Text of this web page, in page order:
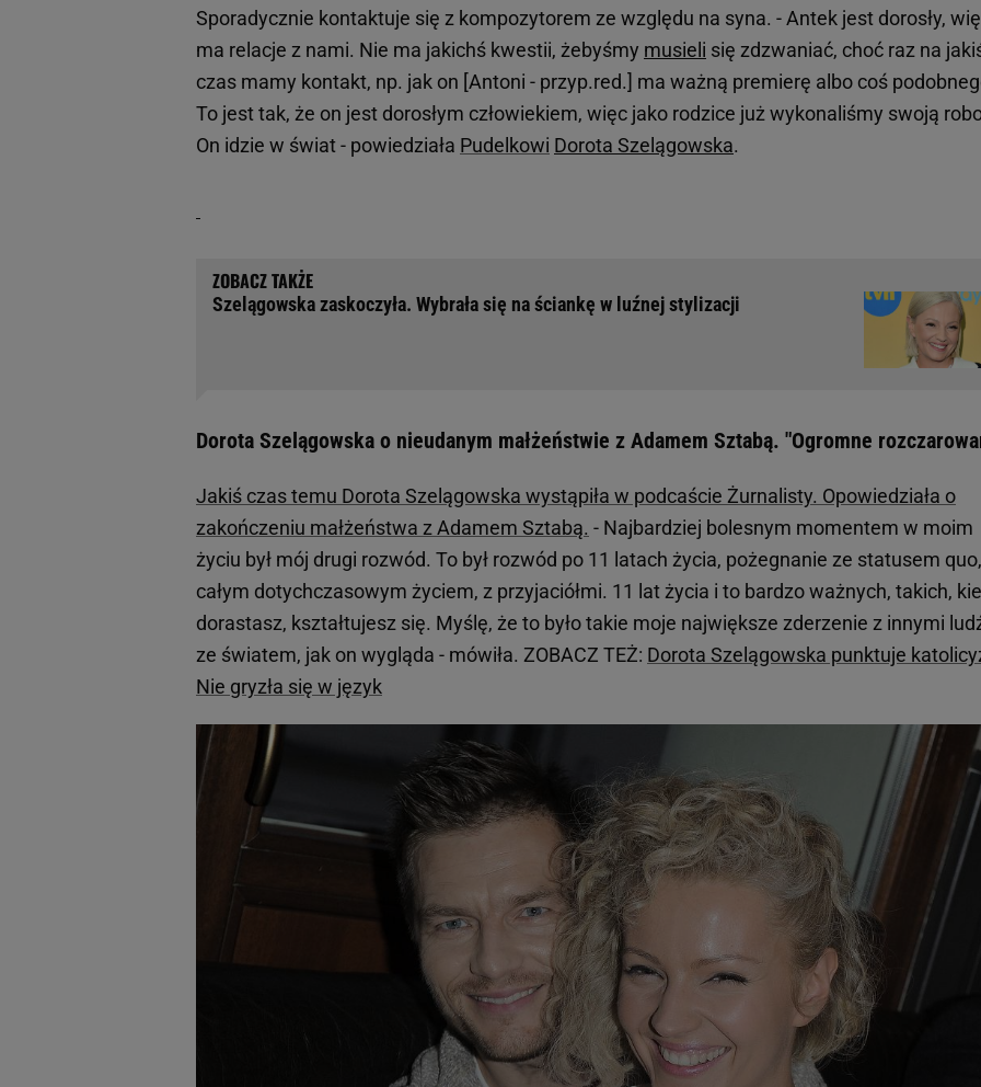
Sporadycznie kontaktuje się z kompozytorem ze względu na syna. - Antek jest dorosły,
ma relacje z nami. Nie ma jakichś kwestii, żebyśmy musieli się zdzwaniać, choć raz na
czas mamy kontakt, np. jak on [Antoni - przyp.red.] ma ważną premierę albo coś
To jest tak, że on jest dorosłym człowiekiem, więc jako rodzice już wykonaliśmy swoją
On idzie w świat - powiedziała Pudelkowi Dorota Szelągowska.
Szelągowska zaskoczyła. Wybrała się na ściankę w luźnej stylizacji
Dorota Szelągowska o nieudanym małżeństwie z Adamem Sztabą. "Ogromne
Jakiś czas temu Dorota Szelągowska wystąpiła w podcaście Żurnalisty. Opowiedziała o
zakończeniu małżeństwa z Adamem Sztabą. - Najbardziej bolesnym momentem w moim
życiu był mój drugi rozwód. To był rozwód po 11 latach życia, pożegnanie ze statusem
całym dotychczasowym życiem, z przyjaciółmi. 11 lat życia i to bardzo ważnych, takich,
dorastasz, kształtujesz się. Myślę, że to było takie moje największe zderzenie z innymi
ze światem, jak on wygląda - mówiła. ZOBACZ TEŻ: Dorota Szelągowska punktuje
Nie gryzła się w język